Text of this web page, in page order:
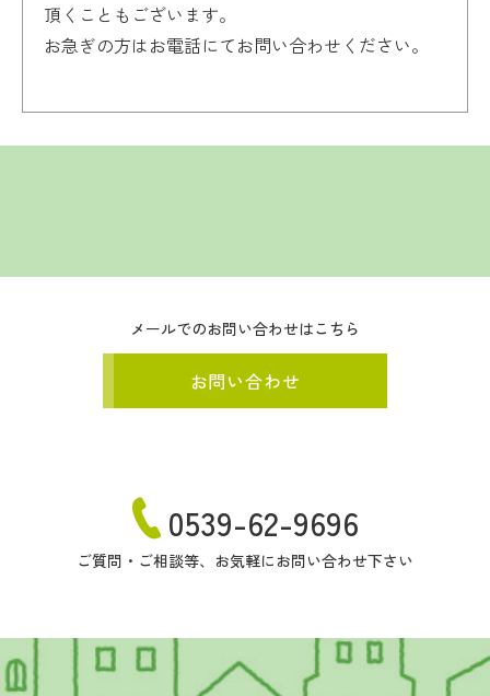
頂くこともございます。
お急ぎの方はお電話にてお問い合わせください。
メールでのお問い合わせはこちら
お問い合わせ
0539-62-9696
ご質問・ご相談等、お気軽にお問い合わせ下さい